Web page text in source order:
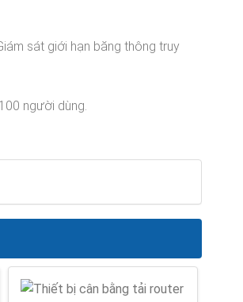
sát giới hạn băng thông truy
người dùng.